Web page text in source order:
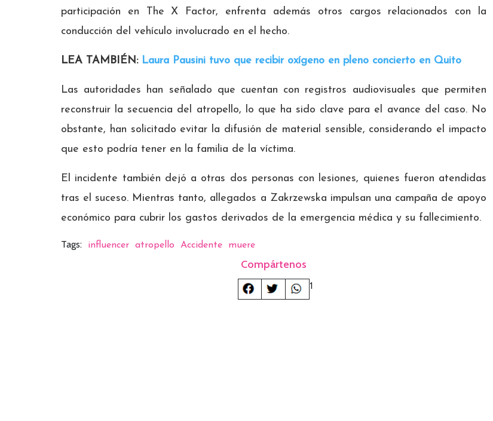
participación en The X Factor, enfrenta además otros cargos relacionados con la
conducción del vehículo involucrado en el hecho.
LEA TAMBIÉN: Laura Pausini tuvo que recibir oxígeno en pleno concierto en Quito
Las autoridades han señalado que cuentan con registros audiovisuales que permiten
reconstruir la secuencia del atropello, lo que ha sido clave para el avance del caso. No
obstante, han solicitado evitar la difusión de material sensible, considerando el impacto
que esto podría tener en la familia de la víctima.
El incidente también dejó a otras dos personas con lesiones, quienes fueron atendidas
tras el suceso. Mientras tanto, allegados a Zakrzewska impulsan una campaña de apoyo
económico para cubrir los gastos derivados de la emergencia médica y su fallecimiento.
Tags: influencer atropello Accidente muere
Compártenos
1